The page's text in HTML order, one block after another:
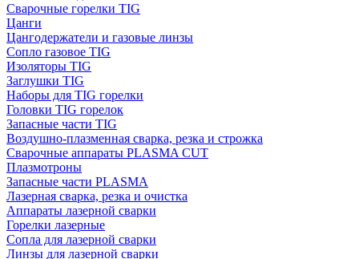
Сварочные горелки TIG
Цанги
Цангодержатели и газовые линзы
Сопло газовое TIG
Изоляторы TIG
Заглушки TIG
Наборы для TIG горелки
Головки TIG горелок
Запасные части TIG
Воздушно-плазменная сварка, резка и строжка
Сварочные аппараты PLASMA CUT
Плазмотроны
Запасные части PLASMA
Лазерная сварка, резка и очистка
Аппараты лазерной сварки
Горелки лазерные
Сопла для лазерной сварки
Линзы для лазерной сварки